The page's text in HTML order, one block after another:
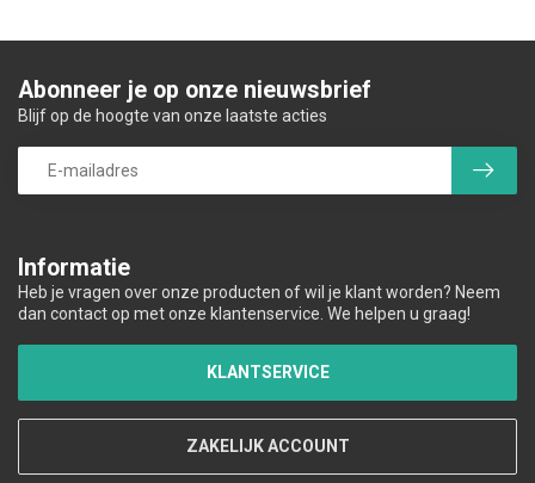
Informatie
Heb je vragen over onze producten of wil je klant worden? Neem
dan contact op met onze klantenservice. We helpen u graag!
KLANTSERVICE
ZAKELIJK ACCOUNT
Abonneer je op onze nieuwsbrief
Blijf op de hoogte van onze laatste acties